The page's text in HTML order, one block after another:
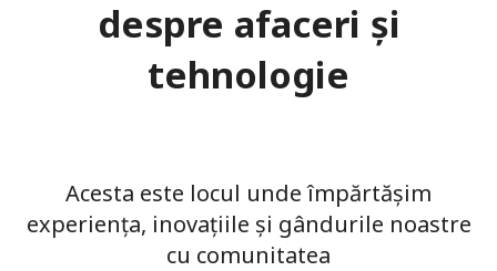
despre afaceri și
tehnologie
Acesta este locul unde împărtășim
experiența, inovațiile și gândurile noastre
cu comunitatea